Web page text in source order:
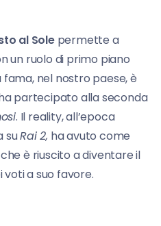
al Solepermette a
un ruolo di primo piano
fama, nel nostro paese, è
partecipato alla seconda
. Il reality, all’epoca
suRai 2, ha avuto come
è riuscito a diventare il
voti a suo favore.